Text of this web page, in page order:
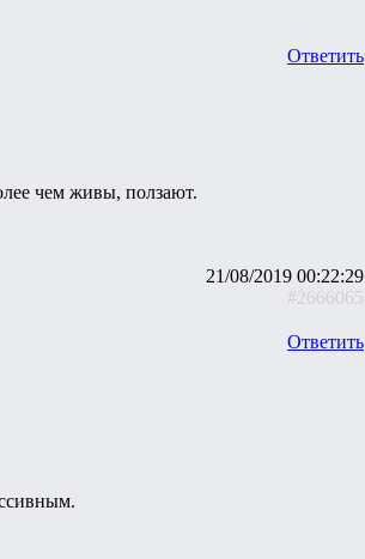
Ответить
чем живы, ползают.
21/08/2019 00:22:29
#2666065
Ответить